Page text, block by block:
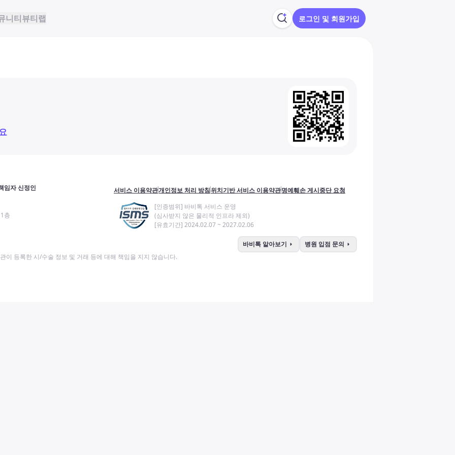
니티뷰티랩 로그인 및 회원가입
임자 신정인
층
서비스 이용약관개인정보 처리 방침위치기반 서비스 이용약관명예훼손 게시중단 요청
[인증범위] 바비톡 서비스 운영
(심사받지 않은 물리적 인프라 제외)
[유효기간] 2024.02.07 ~ 2027.02.06
바비톡 알아보기 arrow_right 병원 입점 문의 arrow_right
이 등록한 시/수술 정보 및 거래 등에 대해 책임을 지지 않습니다.